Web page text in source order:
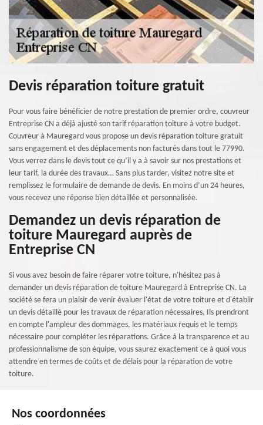
Devis réparation toiture gratuit
Pour vous faire bénéficier de notre prestation de premier ordre, couvreur
Entreprise CN a déjà ajusté son tarif réparation toiture à votre budget.
Couvreur à Mauregard vous propose un devis réparation toiture gratuit
sans engagement et des déplacements non facturés dans tout le 77990.
Vous verrez dans le devis tout ce qu’il y a à savoir sur nos prestations et
leur tarif, la durée des travaux… Sans plus tarder, visitez notre site et
remplissez le formulaire de demande de devis. En moins d’un 24 heures,
vous recevez une réponse bien détaillée et personnalisée.
Demandez un devis réparation de
toiture Mauregard auprès de
Entreprise CN
Si vous avez besoin de faire réparer votre toiture, n'hésitez pas à
demander un devis réparation de toiture Mauregard à Entreprise CN. La
société se fera un plaisir de venir évaluer l'état de votre toiture et d'établir
un devis détaillé pour les travaux de réparation nécessaires. Ils prendront
en compte l'ampleur des dommages, les matériaux requis et le temps
nécessaire pour compléter les réparations. Grâce à la transparence et au
professionnalisme de son équipe, vous saurez exactement ce à quoi vous
attendre en termes de coûts et de délais pour la réparation de votre
toiture.
Nos coordonnées